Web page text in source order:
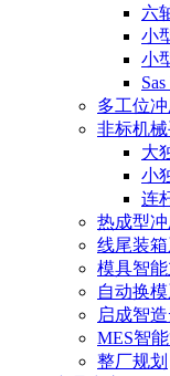
六
小
小
多工位
非标机
大
小
连
热成型
线尾装
模具智
自动换
启成智
MES智
整厂规划